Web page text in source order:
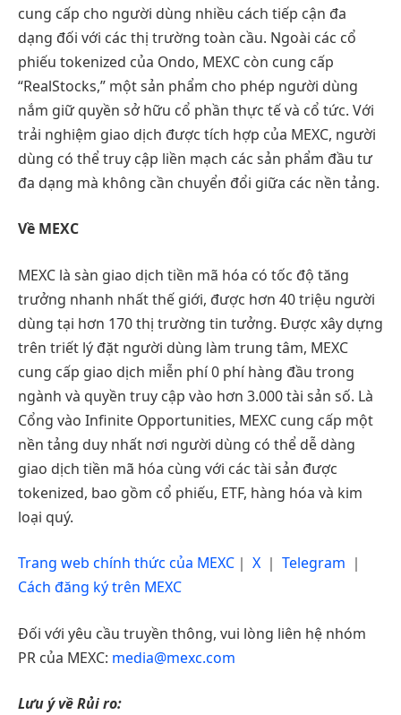
cung cấp cho người dùng nhiều cách tiếp cận đa
dạng đối với các thị trường toàn cầu. Ngoài các cổ
phiếu tokenized của Ondo, MEXC còn cung cấp
“RealStocks,” một sản phẩm cho phép người dùng
nắm giữ quyền sở hữu cổ phần thực tế và cổ tức. Với
trải nghiệm giao dịch được tích hợp của MEXC, người
dùng có thể truy cập liền mạch các sản phẩm đầu tư
đa dạng mà không cần chuyển đổi giữa các nền tảng.
Về MEXC
MEXC là sàn giao dịch tiền mã hóa có tốc độ tăng
trưởng nhanh nhất thế giới, được hơn 40 triệu người
dùng tại hơn 170 thị trường tin tưởng. Được xây dựng
trên triết lý đặt người dùng làm trung tâm, MEXC
cung cấp giao dịch miễn phí 0 phí hàng đầu trong
ngành và quyền truy cập vào hơn 3.000 tài sản số. Là
Cổng vào Infinite Opportunities, MEXC cung cấp một
nền tảng duy nhất nơi người dùng có thể dễ dàng
giao dịch tiền mã hóa cùng với các tài sản được
tokenized, bao gồm cổ phiếu, ETF, hàng hóa và kim
loại quý.
Trang web chính thức của MEXC ｜ X ｜ Telegram ｜
Cách đăng ký trên MEXC
Đối với yêu cầu truyền thông, vui lòng liên hệ nhóm
PR của MEXC: media@mexc.com
Lưu ý về Rủi ro: